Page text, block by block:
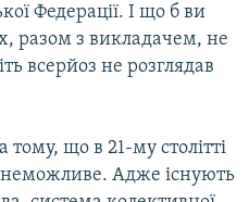
Федерації. І що б ви
разом з викладачем, не
всерйоз не розглядав
що в 21-му столітті
неможливе. Адже існують